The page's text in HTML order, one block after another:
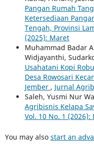
Pangan Rumah
Ketersediaan
Tengah, Provinsi
(2025): Maret
Muhammad Badar
Widjayanthi,
Usahatani Kopi
Desa Rowosari
Jember , Jurnal
Saleh, Yusmi Nur
Agribisnis Kelapa
Vol. 10 No. 1 (2026):
You may also start an